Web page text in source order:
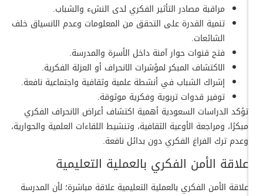
مراقبة مصادر التأثير الفكري لدى النشء والشباب.
تنمية القدرة على التحقق من المعلومات وعدم الانسياق خلف
الشائعات.
فتح قنوات حوار آمنة داخل الأسرة والمدرسة.
الاكتشاف المبكر لمؤشرات الانحراف أو العزلة الفكرية.
إشراك الشباب في أنشطة علمية وثقافية واجتماعية نافعة.
توفير قدوات تربوية وفكرية موثوقة.
تؤكد الدراسات السعودية أهمية اكتشاف أعراض الانحراف الفكري
مبكرًا، ومراجعة الأوعية الثقافية، وتنشيط اللقاءات العلمية والحوارية،
وعدم ترك الفراغ الفكري دون بدائل نافعة.
علاقة الأمن الفكري بالعملية التعليمية
علاقة الأمن الفكري بالعملية التعليمية علاقة مباشرة؛ لأن المدرسة